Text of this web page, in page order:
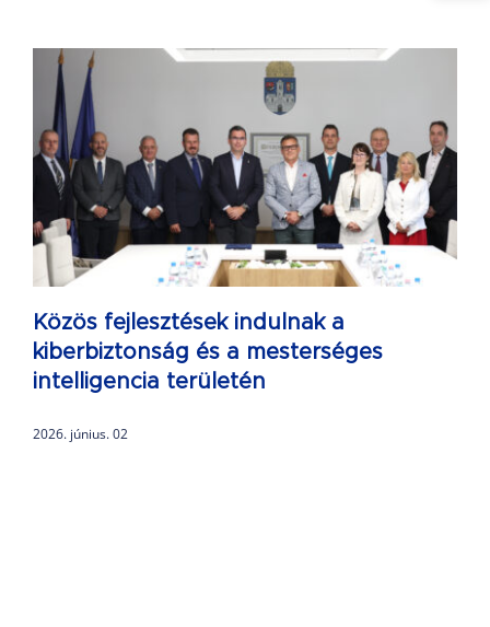
Közös fejlesztések indulnak a
kiberbiztonság és a mesterséges
intelligencia területén
2026. június. 02